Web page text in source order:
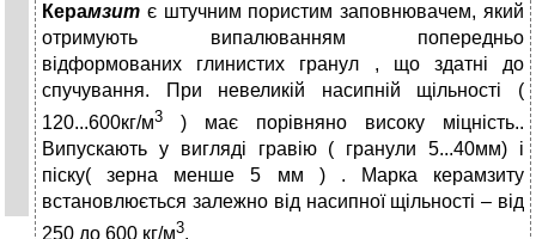
Керамзит є штучним пористим заповнювачем, який
отримують випалюванням попередньо
відформованих глинистих гранул , що здатні до
спучування. При невеликій насипній щільності (
120...600кг/м3 ) має порівняно високу міцність..
Випускають у вигляді гравію ( гранули 5...40мм) і
піску( зерна менше 5 мм ) . Марка керамзиту
встановлюється залежно від насипної щільності – від
250 до 600 кг/м3.